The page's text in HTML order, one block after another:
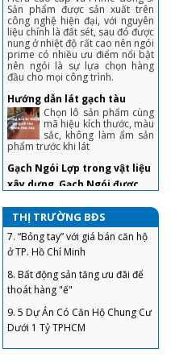
liệu chính là đất sét, sau đó được
nung ở nhiệt độ rất cao nên ngói
prime có nhiều ưu điểm nổi bật
nên ngói là sự lựa chọn hàng
đầu cho mọi công trình.
Hướng dẫn lát gạch tàu
Chọn lô sản phẩm cùng
mã hiệu kích thước, màu
sắc, không làm ẩm sản
phẩm trước khi lát
Gạch Ngói Lợp trong vật liệu
làm bằng gì? Bảng giá gạch
ngói
Gạch ngói trong vật liệu
xây dựng .Ngói là loại
vật liệu xây dựng
thường được sử dụng để lợp mái
các công trình xây dựng. Tùy
theo cách thức chế tạo, phương
pháp sản xuất, nguyên liệu công
nghệ sản xuất hoặc phạm vi sử
dụng để có thể phân thành
nhiều loại và tên gọi khác nhau.
Hướng dẫn đầy đủ chi tiết kỹ
THỊ TRƯỜNG BĐS
3. Chiêu tránh sập bẫy khi mua
nhà lần đầu tiết kiệm cả đống
tiền
4. Tuyệt chiêu trả giá nhà đất,
mua 'hời' ăn lộc trăm triệu
5. Chiêu bán nhà không cần qua
môi giới, khách tranh hỏi được
giá 'chốt' nhanh
tiền ngân hàng mua nhà phải
“gánh nợ”
7. “Bỏng tay” với giá bán căn hộ
ở TP. Hồ Chí Minh
8. Bất động sản tăng ưu đãi để
9. 5 Dự Án Có Căn Hộ Chung Cư
10. Doanh nghiệp bất động sản
tưởng’, Bộ Xây dựng nói gì?